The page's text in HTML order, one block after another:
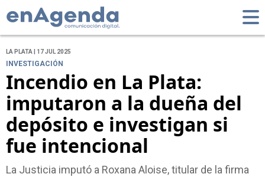
LA PLATA | 17 JUL 2025
INVESTIGACIÓN
Incendio en La Plata:
imputaron a la dueña del
depósito e investigan si
fue intencional
La Justicia imputó a Roxana Aloise, titular de la firma